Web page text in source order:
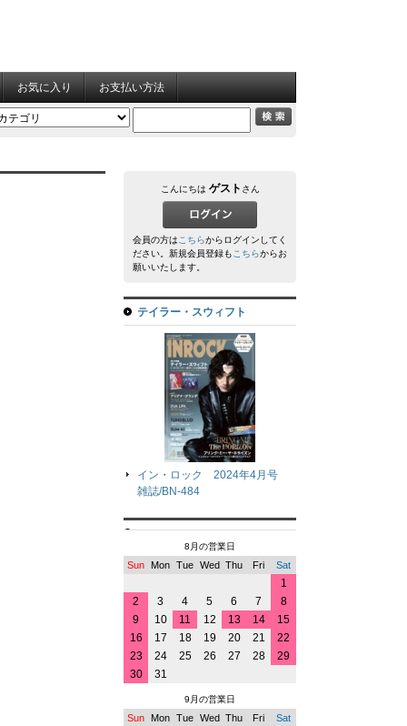
お気に入り お支払い方法
こんにちは ゲスト さん
会員の方はこちらからログインしてく
ださい。新規会員登録もこちらからお
願いいたします。
テイラー・スウィフト
イン・ロック 2024年4月号
雑誌/BN-484
8月の営業日
Sun Mon Tue Wed Thu Fri Sat
1
2
3 4 5 6 7
8
9
10 11 12 13 14
15
16
17 18 19 20 21
22
23
24 25 26 27 28
29
30
31
9月の営業日
Sun Mon Tue Wed Thu Fri Sat